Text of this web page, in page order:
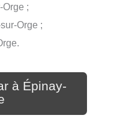
;
Orge ;
à Épinay-